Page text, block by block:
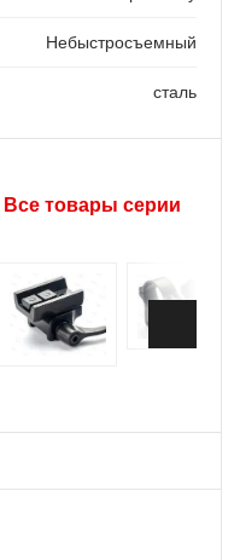
Небыстросъемный
сталь
Все товары серии